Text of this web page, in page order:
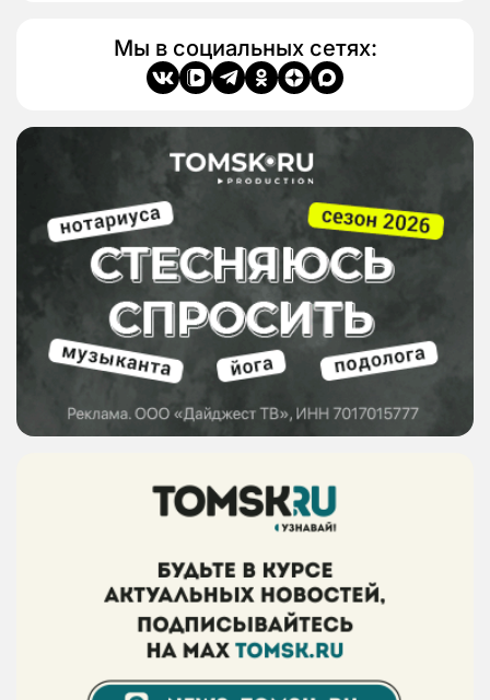
Мы в социальных сетях: